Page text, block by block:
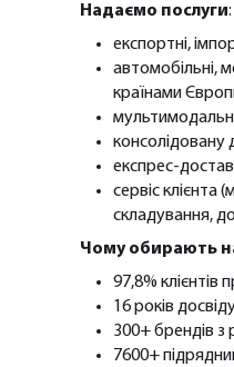
Надаємо послуги:
експортні,
автомобільні,
країнами
консолідовану
експрес-
сервіс клієнта
складування,
Чому обирають
97,8%
16 років
300+ брендів з
7600+